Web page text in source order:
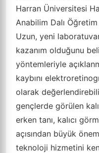
Harran Üniversitesi
Anabilim Dalı
Uzun, yeni
kazanım olduğunu
yöntemleriyle
kaybını
olarak
gençlerde görülen
erken tanı, kalıcı
açısından büyük
teknoloji hizmetini